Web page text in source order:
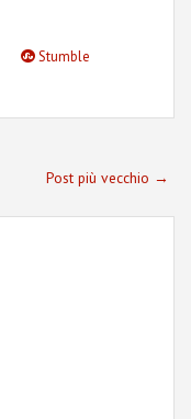
Stumble
Post più vecchio →